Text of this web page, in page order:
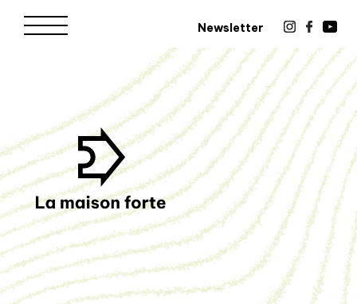
Newsletter